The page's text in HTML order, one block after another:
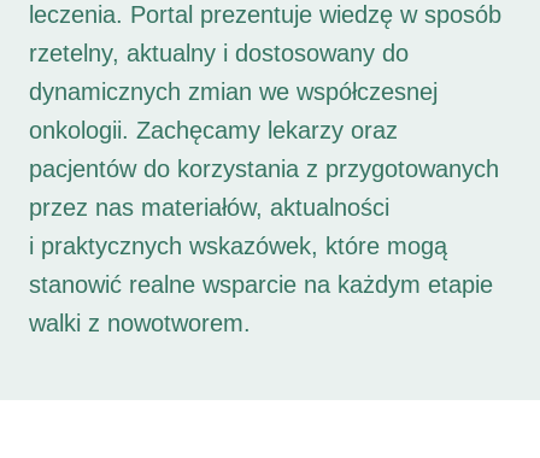
leczenia. Portal prezentuje wiedzę w sposób
rzetelny, aktualny i dostosowany do
dynamicznych zmian we współczesnej
onkologii. Zachęcamy lekarzy oraz
pacjentów do korzystania z przygotowanych
przez nas materiałów, aktualności
i praktycznych wskazówek, które mogą
stanowić realne wsparcie na każdym etapie
walki z nowotworem.